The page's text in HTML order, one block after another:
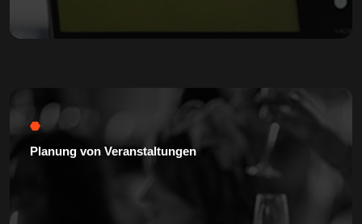
Planung von Veranstaltungen